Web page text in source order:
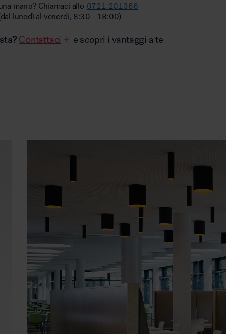
mano? Chiamaci allo 0721 201366
lunedì al venerdì, 8:30 - 18:00)
Contattaci
e scopri i vantaggi a te